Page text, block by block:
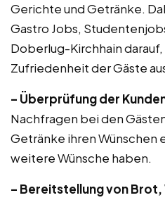
Gerichte und Getränke.
Gastro Jobs,
Doberlug-Kirchhain darauf,
Zufriedenheit der Gäste
– Überprüfung der
Nachfragen bei den
Getränke ihren Wünschen
weitere Wünsche haben.
– Bereitstellung von Brot,